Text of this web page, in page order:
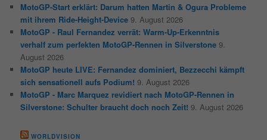
MotoGP-Start erklärt: Darum hatten Martin & Ogura Probleme
mit ihrem Ride-Height-Device 9. August 2026
MotoGP - Raul Fernandez verrät: Warm-Up-Erkenntnis
verhalf zum perfekten MotoGP-Rennen in Silverstone 9.
August 2026
MotoGP heute LIVE: Fernandez dominiert, Bezzecchi kämpft
sich sensationell aufs Podium! 9. August 2026
MotoGP - Marc Marquez revidiert nach MotoGP-Rennen in
Silverstone: Schulter braucht doch noch Zeit! 9. August 2026
WORLDVISION